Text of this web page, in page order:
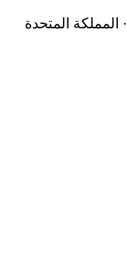
· المملكة المتحدة